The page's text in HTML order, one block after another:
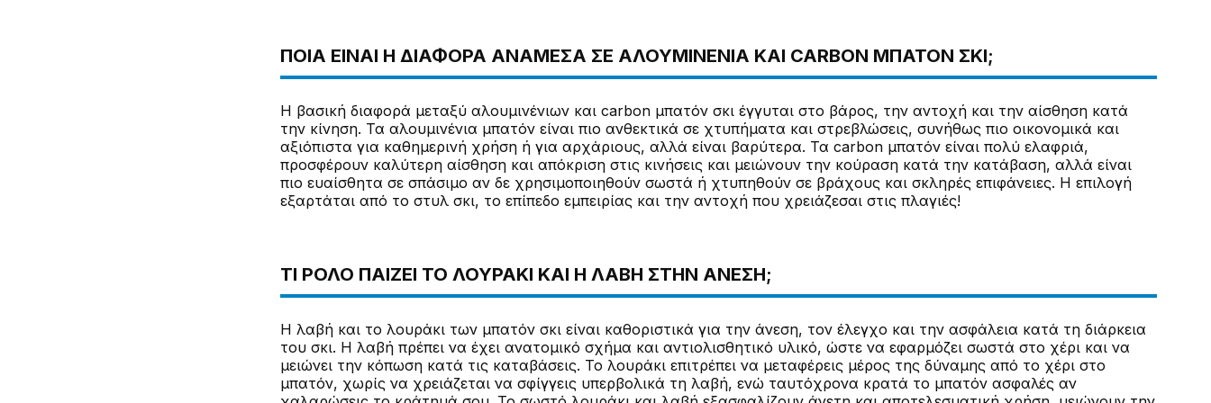
ΠΟΙΑ ΕΊΝΑΙ Η ΔΙΑΦΟΡΆ ΑΝΆΜΕΣΑ ΣΕ ΑΛΟΥΜΙΝΈΝΙΑ ΚΑΙ CARBON ΜΠΑΤΌΝ ΣΚΙ;
Η βασική διαφορά μεταξύ αλουμινένιων και carbon μπατόν σκι έγγυται στο βάρος, την αντοχή και την αίσθηση κατά
την κίνηση. Τα αλουμινένια μπατόν είναι πιο ανθεκτικά σε χτυπήματα και στρεβλώσεις, συνήθως πιο οικονομικά και
αξιόπιστα για καθημερινή χρήση ή για αρχάριους, αλλά είναι βαρύτερα. Τα carbon μπατόν είναι πολύ ελαφριά,
προσφέρουν καλύτερη αίσθηση και απόκριση στις κινήσεις και μειώνουν την κούραση κατά την κατάβαση, αλλά είναι
πιο ευαίσθητα σε σπάσιμο αν δε χρησιμοποιηθούν σωστά ή χτυπηθούν σε βράχους και σκληρές επιφάνειες. Η επιλογή
εξαρτάται από το στυλ σκι, το επίπεδο εμπειρίας και την αντοχή που χρειάζεσαι στις πλαγιές!
ΤΙ ΡΌΛΟ ΠΑΊΖΕΙ ΤΟ ΛΟΥΡΆΚΙ ΚΑΙ Η ΛΑΒΉ ΣΤΗΝ ΆΝΕΣΗ;
Η λαβή και το λουράκι των μπατόν σκι είναι καθοριστικά για την άνεση, τον έλεγχο και την ασφάλεια κατά τη διάρκεια
του σκι. Η λαβή πρέπει να έχει ανατομικό σχήμα και αντιολισθητικό υλικό, ώστε να εφαρμόζει σωστά στο χέρι και να
μειώνει την κόπωση κατά τις καταβάσεις. Το λουράκι επιτρέπει να μεταφέρεις μέρος της δύναμης από το χέρι στο
μπατόν, χωρίς να χρειάζεται να σφίγγεις υπερβολικά τη λαβή, ενώ ταυτόχρονα κρατά το μπατόν ασφαλές αν